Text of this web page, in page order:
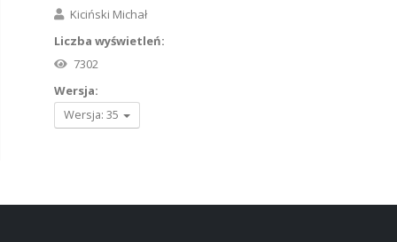
Kiciński Michał
Liczba wyświetleń:
7302
Wersja:
Wersja: 35